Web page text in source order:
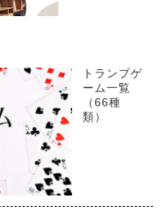
トランプゲ
ーム一覧
（66種
類）